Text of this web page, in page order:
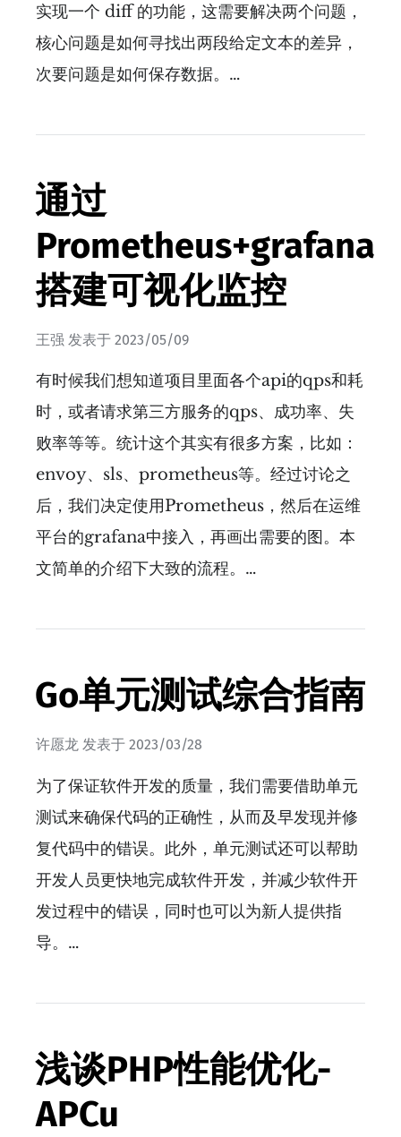
实现一个 diff 的功能，这需要解决两个问题，
核心问题是如何寻找出两段给定文本的差异，
次要问题是如何保存数据。…
通过
Prometheus+grafana
搭建可视化监控
王强 发表于 2023/05/09
有时候我们想知道项目里面各个api的qps和耗
时，或者请求第三方服务的qps、成功率、失
败率等等。统计这个其实有很多方案，比如：
envoy、sls、prometheus等。经过讨论之
后，我们决定使用Prometheus，然后在运维
平台的grafana中接入，再画出需要的图。本
文简单的介绍下大致的流程。…
Go单元测试综合指南
许愿龙 发表于 2023/03/28
为了保证软件开发的质量，我们需要借助单元
测试来确保代码的正确性，从而及早发现并修
复代码中的错误。此外，单元测试还可以帮助
开发人员更快地完成软件开发，并减少软件开
发过程中的错误，同时也可以为新人提供指
导。…
浅谈PHP性能优化-
APCu